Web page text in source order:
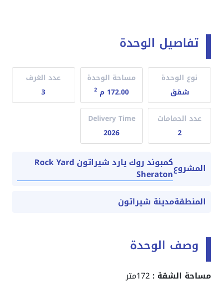
تفاصيل الوحدة
نوع الوحدة
شقق
مساحة الوحدة
172.00 م
2
عدد الغرف
3
عدد الحمامات
2
Delivery Time
2026
المشروع كمبوند روك يارد شيراتون Rock Yard
Sheraton
المنطقةمدينة شيراتون
وصف الوحدة
مساحة الشقة :172متر